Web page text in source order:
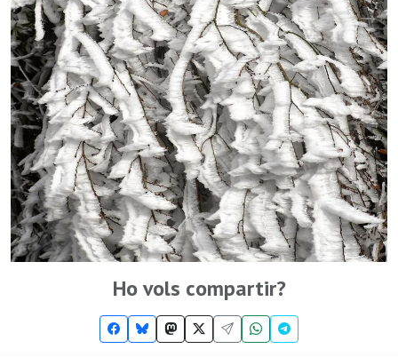
Ho vols compartir?